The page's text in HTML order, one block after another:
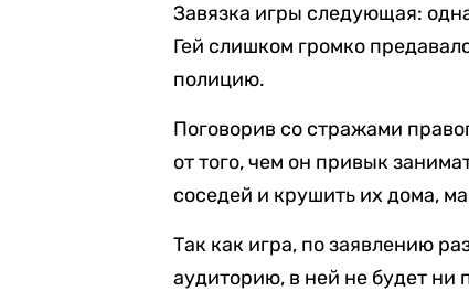
Завязка игры следующая:
Гей слишком громко
полицию.
Поговорив со стражами
от того, чем он привык
соседей и крушить их дома,
Так как игра, по заявлению
аудиторию, в ней не будет ни